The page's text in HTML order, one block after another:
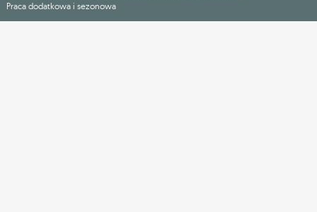
Praca dodatkowa i sezonowa